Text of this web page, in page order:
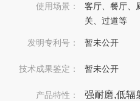
使用场景：
客厅、餐厅、
关、过道等
发明专利号： 暂未公开
技术成果鉴定： 暂未公开
产品特性：
强耐磨,低辐